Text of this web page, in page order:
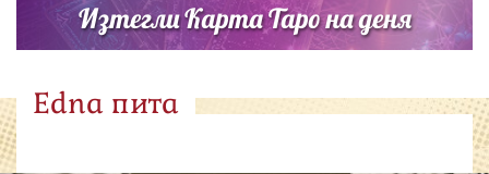
Изтегли Карта Таро на деня
Edna пита